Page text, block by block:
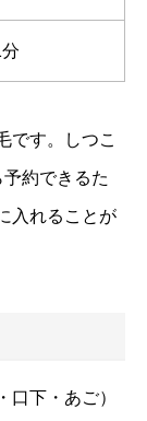
です。しつこ
約できるた
入れることが
口下・あご）